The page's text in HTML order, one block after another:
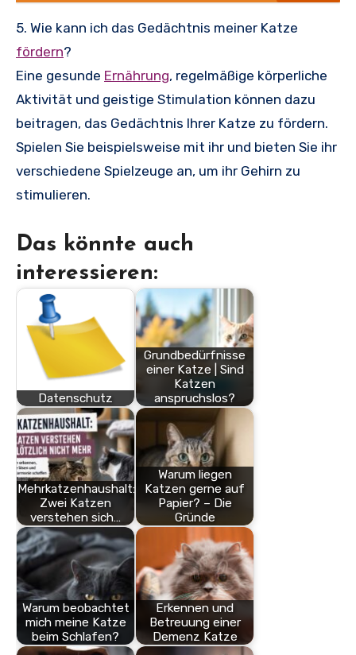
5. Wie kann ich das Gedächtnis meiner Katze
fördern?
Eine gesunde Ernährung, regelmäßige körperliche
Aktivität und geistige Stimulation können dazu
beitragen, das Gedächtnis Ihrer Katze zu fördern.
Spielen Sie beispielsweise mit ihr und bieten Sie ihr
verschiedene Spielzeuge an, um ihr Gehirn zu
stimulieren.
Das könnte auch
interessieren:
Datenschutz
Grundbedürfnisse
einer Katze | Sind
Katzen
anspruchslos?
Mehrkatzenhaushalt:
Zwei Katzen
verstehen sich…
Warum liegen
Katzen gerne auf
Papier? – Die
Gründe
Warum beobachtet
mich meine Katze
beim Schlafen?
Erkennen und
Betreuung einer
Demenz Katze